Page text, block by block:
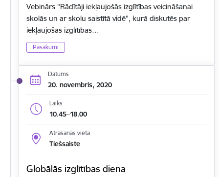
Vebinārs "Rādītāji iekļaujošās izglītības veicināšanai
skolās un ar skolu saistītā vidē", kurā diskutēs par
iekļaujošās izglītības…
Pasākumi
Datums
20. novembris, 2020
Laiks
10.45–18.00
Atrašanās vieta
Tiešsaiste
Globālās izglītības diena